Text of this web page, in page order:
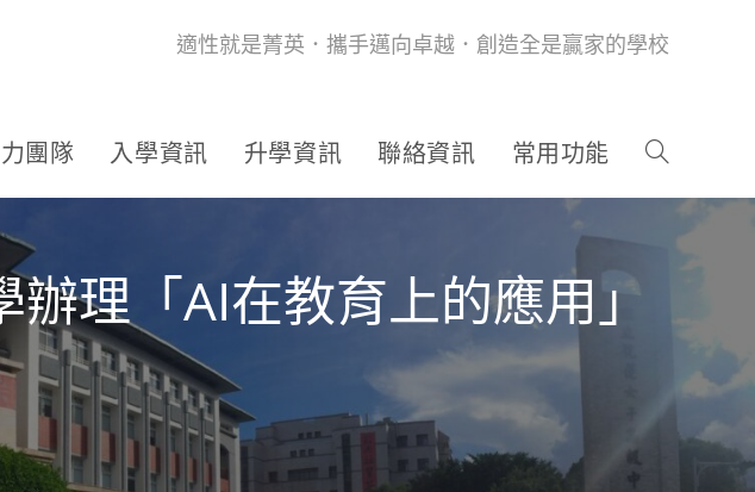
適性就是菁英．攜手邁向卓越．創造全是贏家的學校
團隊 入學資訊 升學資訊 聯絡資訊 常用功能
理「AI在教育上的應用」